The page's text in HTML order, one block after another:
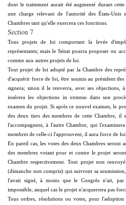
dont le traitement aurait été augmenté durant
une charge relevant de l'autorité des États-Unis
Chambres tant qu'elle exercera ces fonctions.
Section 7
Tous projets de loi comportant la levée
représentants; mais le Sénat pourra proposer ou
comme aux autres projets de loi.
Tout projet de loi adopté par la Chambre des
d'acquérir force de loi, être soumis au président
signera; sinon il le renverra, avec ses objections,
insérera les objections in extenso dans son
examen du projet. Si après ce nouvel examen, le
des deux tiers des membres de cette Chambre, il
l'accompagnent, à l'autre Chambre, qui
membres de celle-ci l'approuvent, il aura force de loi.
En pareil cas, les votes des deux Chambres seront
des membres votant pour et contre le projet
Chambre respectivement. Tout projet non
(dimanche non compris) qui suivront sa
l'avait signé, à moins que le Congrès n'ait,
impossible; auquel cas le projet n'acquerrera pas
Tous ordres, résolutions ou votes, pour